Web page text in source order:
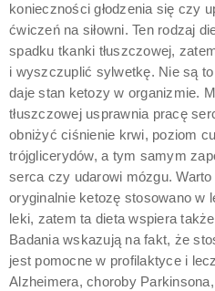
konieczności głodzenia się czy
ćwiczeń na siłowni. Ten rodzaj
spadku tkanki tłuszczowej,
i wyszczuplić sylwetkę. Nie są
daje stan ketozy w organizmie.
tłuszczowej usprawnia pracę
obniżyć ciśnienie krwi, poziom
trójglicerydów, a tym samym
serca czy udarowi mózgu.
oryginalnie ketozę stosowano w
leki, zatem ta dieta wspiera
Badania wskazują na fakt, że
jest pomocne w profilaktyce i
Alzheimera, choroby